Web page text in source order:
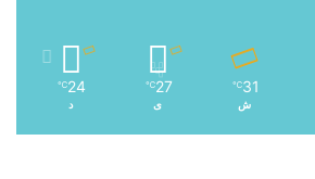
31
℃
ش
27
℃
ی
24
℃
د